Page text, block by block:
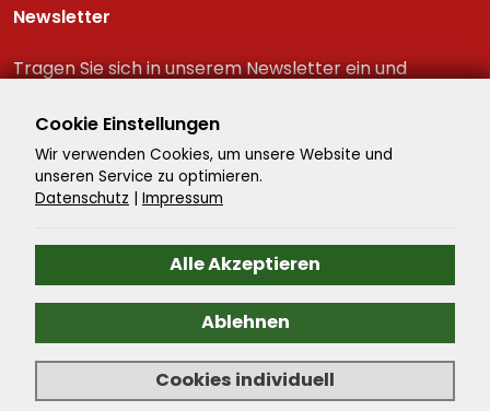
Newsletter
Tragen Sie sich in unserem Newsletter ein und
Reiseschnäppchen!
2026- Reisenavigator - Alle Rechte vorbehalten. -
Reiseportalby ATeO-CMS.Travel
Cookie Einstellungen
Wir verwenden Cookies, um unsere Website und
unseren Service zu optimieren.
Datenschutz | Impressum
Alle Akzeptieren
Ablehnen
Cookies individuell